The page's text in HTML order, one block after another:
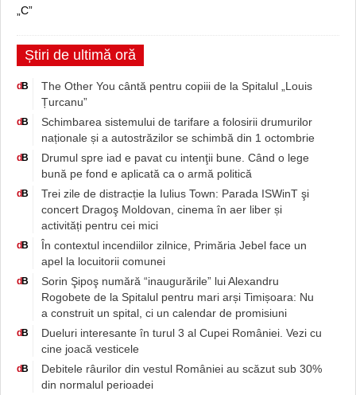
„C”
Știri de ultimă oră
d B
The Other You cântă pentru copiii de la Spitalul „Louis
Țurcanu”
d B
Schimbarea sistemului de tarifare a folosirii drumurilor
naționale și a autostrăzilor se schimbă din 1 octombrie
d B
Drumul spre iad e pavat cu intenţii bune. Când o lege
bună pe fond e aplicată ca o armă politică
d B
Trei zile de distracție la Iulius Town: Parada ISWinT şi
concert Dragoş Moldovan, cinema în aer liber și
activități pentru cei mici
d B
În contextul incendiilor zilnice, Primăria Jebel face un
apel la locuitorii comunei
d B
Sorin Şipoş numără “inaugurările” lui Alexandru
Rogobete de la Spitalul pentru mari arși Timișoara: Nu
a construit un spital, ci un calendar de promisiuni
d B
Dueluri interesante în turul 3 al Cupei României. Vezi cu
cine joacă vesticele
d B
Debitele râurilor din vestul României au scăzut sub 30%
din normalul perioadei